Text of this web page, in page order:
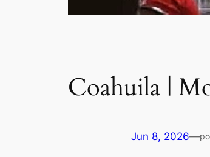
Coahuila |
Jun 8, 2026—